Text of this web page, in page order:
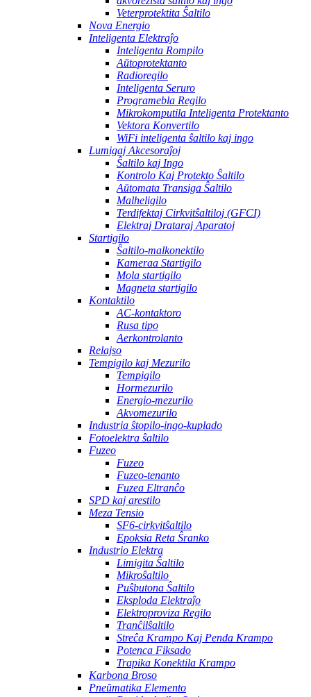
Veterprotektita Ŝaltilo
Nova Energio
Inteligenta Elektraĵo
Inteligenta Rompilo
Aŭtoprotektanto
Radioregilo
Inteligenta Seruro
Programebla Regilo
Mikrokomputila Inteligenta Protektanto
Vektora Konvertilo
WiFi inteligenta ŝaltilo kaj ingo
Lumigaj Akcesoraĵoj
Ŝaltilo kaj Ingo
Kontrolo Kaj Protekto Ŝaltilo
Aŭtomata Transiga Ŝaltilo
Malheligilo
Terdifektaj Cirkvitŝaltiloj (GFCI)
Elektraj Drataraj Aparatoj
Startigilo
Ŝaltilo-malkonektilo
Kameraa Startigilo
Mola startigilo
Magneta startigilo
Kontaktilo
AC-kontaktoro
Rusa tipo
Aerkontrolanto
Relajso
Tempigilo kaj Mezurilo
Tempigilo
Hormezurilo
Energio-mezurilo
Akvomezurilo
Industria ŝtopilo-ingo-kuplado
Fotoelektra ŝaltilo
Fuzeo
Fuzeo
Fuzeo-tenanto
Fuzea Eltranĉo
SPD kaj arestilo
Meza Tensio
SF6-cirkvitŝaltilo
Epoksia Reta Ŝranko
Industrio Elektra
Limigita Ŝaltilo
Mikroŝaltilo
Puŝbutona Ŝaltilo
Eksploda Elektraĵo
Elektroproviza Regilo
Tranĉilŝaltilo
Streĉa Krampo Kaj Penda Krampo
Potenca Fiksado
Trapika Konektila Krampo
Karbona Broso
Pneŭmatika Elemento